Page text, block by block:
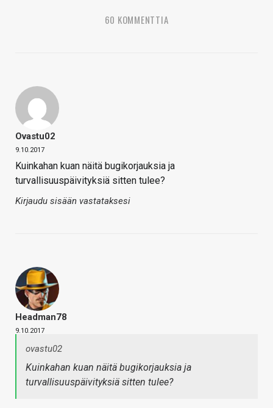
60 KOMMENTTIA
Ovastu02
9.10.2017
Kuinkahan kuan näitä bugikorjauksia ja
turvallisuuspäivityksiä sitten tulee?
Kirjaudu sisään vastataksesi
Headman78
9.10.2017
ovastu02
Kuinkahan kuan näitä bugikorjauksia ja
turvallisuuspäivityksiä sitten tulee?